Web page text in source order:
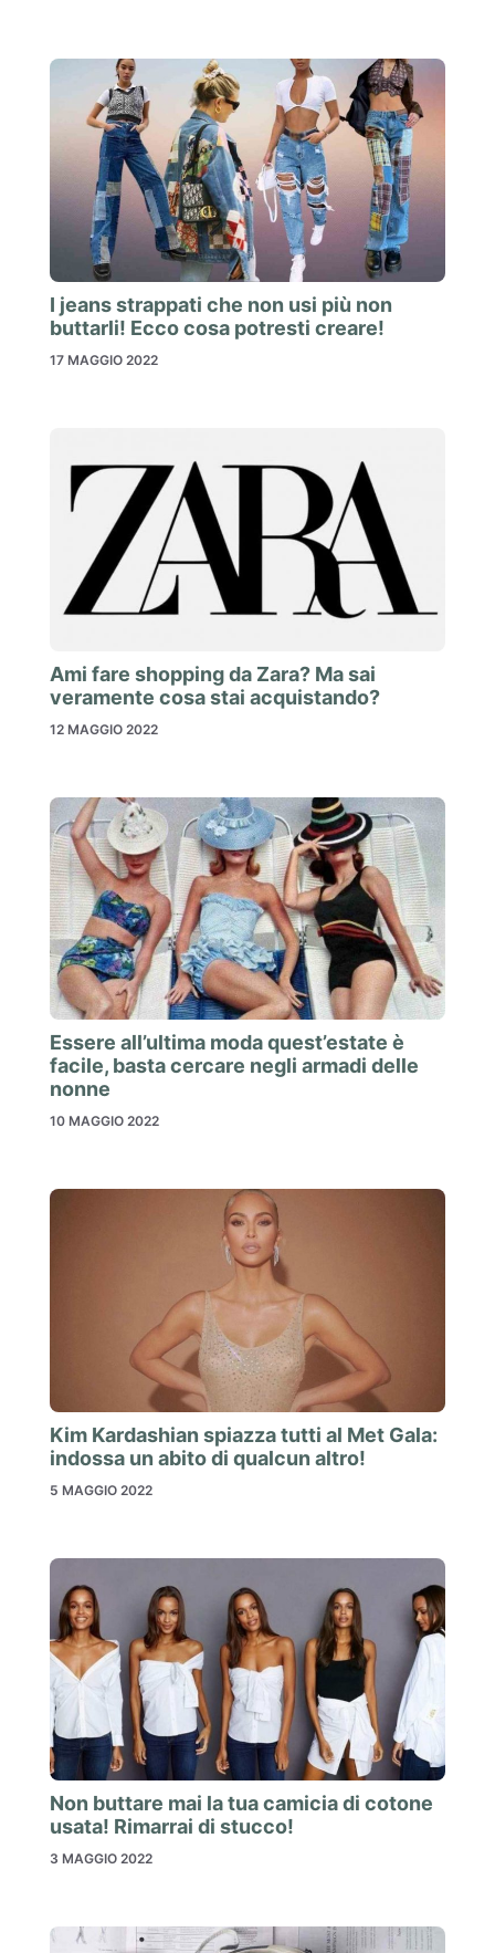
I jeans strappati che non usi più non
buttarli! Ecco cosa potresti creare!
17 MAGGIO 2022
Ami fare shopping da Zara? Ma sai
veramente cosa stai acquistando?
12 MAGGIO 2022
Essere all’ultima moda quest’estate è
facile, basta cercare negli armadi delle
nonne
10 MAGGIO 2022
Kim Kardashian spiazza tutti al Met Gala:
indossa un abito di qualcun altro!
5 MAGGIO 2022
Non buttare mai la tua camicia di cotone
usata! Rimarrai di stucco!
3 MAGGIO 2022